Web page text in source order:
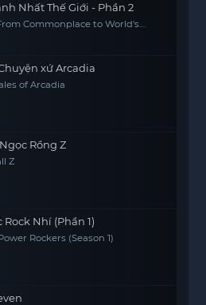
Nhất Thế Giới - Phần 2
Commonplace to World's
xứ Arcadia
of Arcadia
Rồng Z
Z
Rock Nhí (Phần 1)
Rockers (Season 1)